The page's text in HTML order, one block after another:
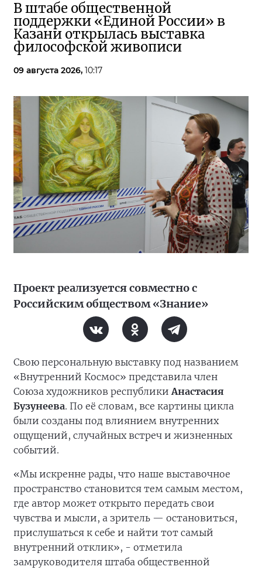
В штабе общественной
поддержки «Единой России» в
Казани открылась выставка
философской живописи
09 августа 2026, 10:17
Проект реализуется совместно с
Российским обществом «Знание»
Свою персональную выставку под названием
«Внутренний Космос» представила член
Союза художников республики Анастасия
Бузунеева. По её словам, все картины цикла
были созданы под влиянием внутренних
ощущений, случайных встреч и жизненных
событий.
«Мы искренне рады, что наше выставочное
пространство становится тем самым местом,
где автор может открыто передать свои
чувства и мысли, а зритель — остановиться,
прислушаться к себе и найти тот самый
внутренний отклик», - отметила
замруководителя штаба общественной